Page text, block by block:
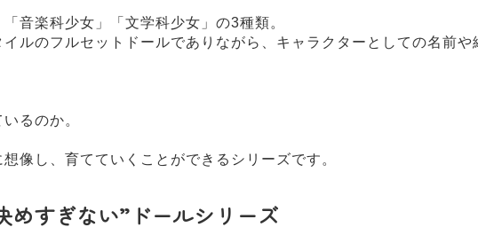
音楽科少女」「文学科少女」の3種類。
ルのフルセットドールでありながら、キャラクターとしての名前
るのか。
像し、育てていくことができるシリーズです。
めすぎない”ドールシリーズ